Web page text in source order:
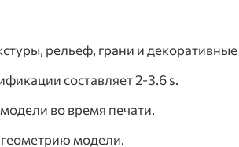
рельеф, грани и
составляет 2-3.6 s.
во время печати.
модели.